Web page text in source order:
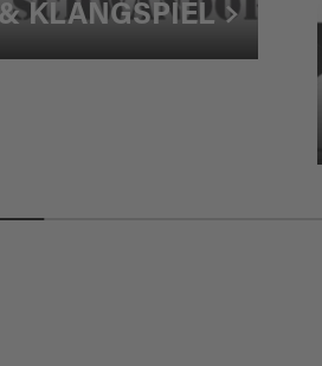
KLANGSPIEL